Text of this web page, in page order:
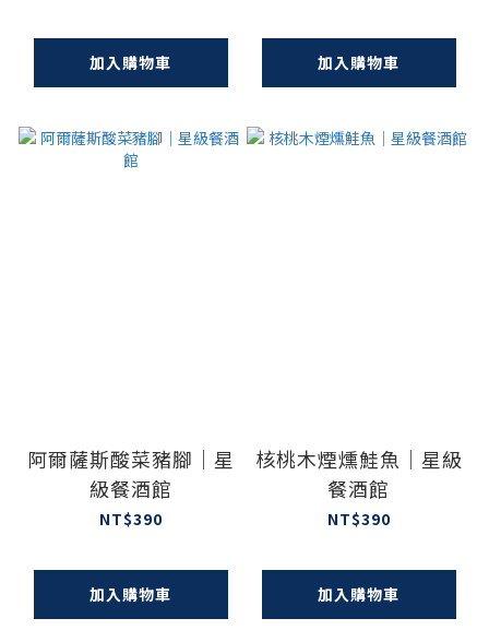
加入購物車 加入購物車
阿爾薩斯酸菜豬腳｜星
級餐酒館
NT$390
加入購物車
核桃木煙燻鮭魚｜星級
餐酒館
NT$390
加入購物車